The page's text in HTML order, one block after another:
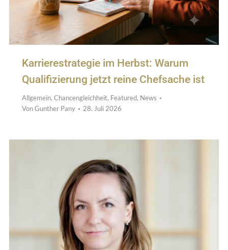
Karrierestrategie im Herbst: Warum
Qualifizierung jetzt reine Chefsache ist
Allgemein, Chancengleichheit, Featured, News
VonGunther Pany 28. Juli 2026